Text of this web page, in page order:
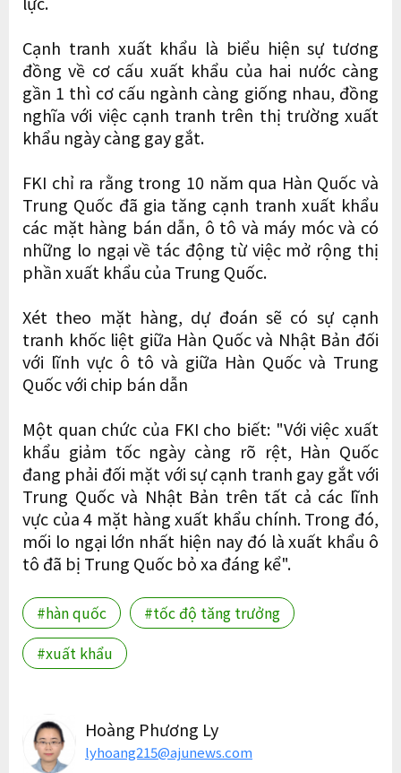
Cạnh tranh xuất khẩu là biểu hiện sự tương
đồng về cơ cấu xuất khẩu của hai nước càng
gần 1 thì cơ cấu ngành càng giống nhau, đồng
nghĩa với việc cạnh tranh trên thị trường xuất
khẩu ngày càng gay gắt.
FKI chỉ ra rằng trong 10 năm qua Hàn Quốc và
Trung Quốc đã gia tăng cạnh tranh xuất khẩu
các mặt hàng bán dẫn, ô tô và máy móc và có
những lo ngại về tác động từ việc mở rộng thị
phần xuất khẩu của Trung Quốc.
Xét theo mặt hàng, dự đoán sẽ có sự cạnh
tranh khốc liệt giữa Hàn Quốc và Nhật Bản đối
với lĩnh vực ô tô và giữa Hàn Quốc và Trung
Quốc với chip bán dẫn
Một quan chức của FKI cho biết: "Với việc xuất
khẩu giảm tốc ngày càng rõ rệt, Hàn Quốc
đang phải đối mặt với sự cạnh tranh gay gắt với
Trung Quốc và Nhật Bản trên tất cả các lĩnh
vực của 4 mặt hàng xuất khẩu chính. Trong đó,
mối lo ngại lớn nhất hiện nay đó là xuất khẩu ô
tô đã bị Trung Quốc bỏ xa đáng kể".
#hàn quốc
#tốc độ tăng trưởng
#xuất khẩu
Hoàng Phương Ly
lyhoang215@ajunews.com